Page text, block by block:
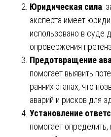
Юридическая сила:
эксперта имеет
использовано в суде
опровержения
Предотвращение
помогает выявить
ранних этапах, что
аварий и рисков для
Установление
помогает определить,